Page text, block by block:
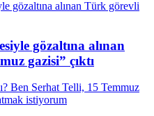
gözaltına alınan
gazisi” çıktı